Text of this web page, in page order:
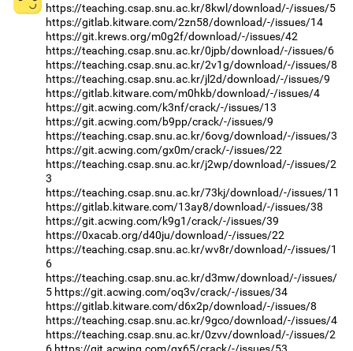
https://teaching.csap.snu.ac.kr/8kwl/download/-/issues/5
https://gitlab.kitware.com/2zn58/download/-/issues/14
https://git.krews.org/m0g2f/download/-/issues/42
https://teaching.csap.snu.ac.kr/0jpb/download/-/issues/6
https://teaching.csap.snu.ac.kr/2v1g/download/-/issues/8
https://teaching.csap.snu.ac.kr/jl2d/download/-/issues/9
https://gitlab.kitware.com/m0hkb/download/-/issues/4
https://git.acwing.com/k3nf/crack/-/issues/13
https://git.acwing.com/b9pp/crack/-/issues/9
https://teaching.csap.snu.ac.kr/6ovg/download/-/issues/3
https://git.acwing.com/gx0m/crack/-/issues/22
https://teaching.csap.snu.ac.kr/j2wp/download/-/issues/2
3
https://teaching.csap.snu.ac.kr/73kj/download/-/issues/11
https://gitlab.kitware.com/13ay8/download/-/issues/38
https://git.acwing.com/k9g1/crack/-/issues/39
https://0xacab.org/d40ju/download/-/issues/22
https://teaching.csap.snu.ac.kr/wv8r/download/-/issues/1
6
https://teaching.csap.snu.ac.kr/d3mw/download/-/issues/
5 https://git.acwing.com/oq3v/crack/-/issues/34
https://gitlab.kitware.com/d6x2p/download/-/issues/8
https://teaching.csap.snu.ac.kr/9gco/download/-/issues/4
https://teaching.csap.snu.ac.kr/0zvv/download/-/issues/2
6 https://git.acwing.com/gx65/crack/-/issues/53